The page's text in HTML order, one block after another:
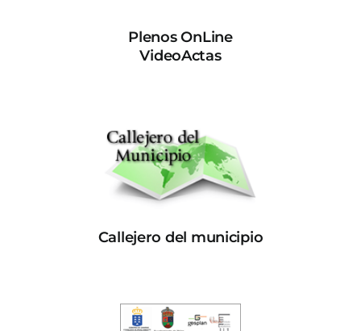
Plenos OnLine
VideoActas
Callejero del municipio